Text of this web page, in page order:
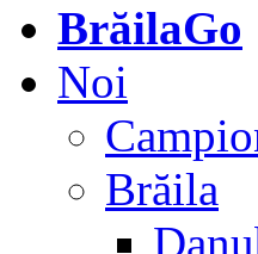
BrăilaGo
Noi
Brăila